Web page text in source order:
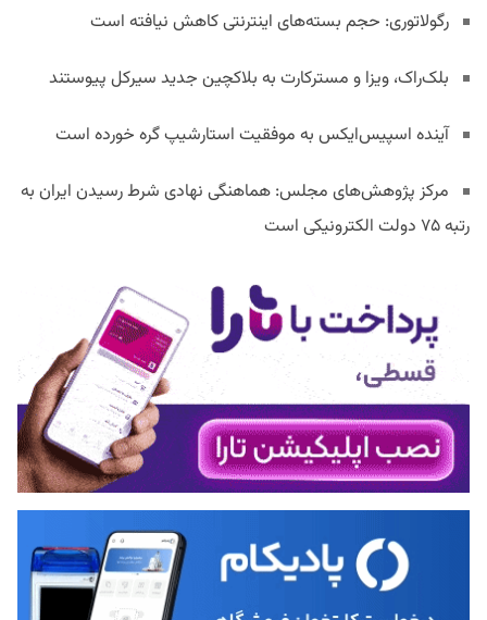
رگولاتوری: حجم بسته‌های اینترنتی کاهش نیافته است
بلک‌راک، ویزا و مسترکارت به بلاکچین جدید سیرکل پیوستند
آینده اسپیس‌ایکس به موفقیت استارشیپ گره خورده است
مرکز پژوهش‌های مجلس: هماهنگی نهادی شرط رسیدن ایران به
رتبه ۷۵ دولت الکترونیکی است